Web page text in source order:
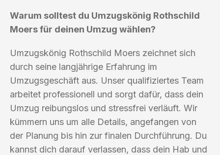
Warum solltest du Umzugskönig Rothschild
Moers für deinen Umzug wählen?
Umzugskönig Rothschild Moers zeichnet sich
durch seine langjährige Erfahrung im
Umzugsgeschäft aus. Unser qualifiziertes Team
arbeitet professionell und sorgt dafür, dass dein
Umzug reibungslos und stressfrei verläuft. Wir
kümmern uns um alle Details, angefangen von
der Planung bis hin zur finalen Durchführung. Du
kannst dich darauf verlassen, dass dein Hab und